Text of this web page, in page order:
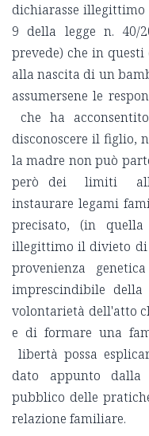
dichiarasse illegittimo
9 della legge n. 40/
prevede) che in
alla nascita di un
assumersene le
che ha
disconoscere il figlio,
la madre non può
però dei limiti
instaurare legami
precisato, (in
illegittimo il divieto di
provenienza
imprescindibile
volontarietà dell'atto
e di formare una
libertà possa
dato appunto
pubblico delle
relazione familiare.